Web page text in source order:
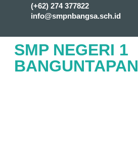
(+62) 274 377822
info@smpnbangsa.sch.id
SMP NEGERI 1
BANGUNTAPAN